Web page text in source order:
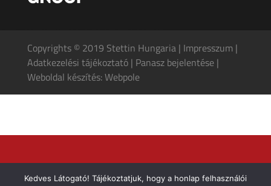
Copyrights © 2019 Stettin Hungaria | Impresszum|
Adatkezelési tájékoztató| Panasz bejelentése|
Weboldal készítés: Webpole
Kedves Látogató! Tájékoztatjuk, hogy a honlap felhasználói